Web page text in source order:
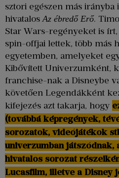
sztori egészen más
hivatalosAz ébredő Erő.
Star Wars-regényeket is
spin-offjai lettek, több más
egyetemben, amelyeket
Kibővített Univerzumként,
franchise-nak a Disneybe
követően Legendákként
kifejezés azt takarja, hogy e
(továbbá képregények,
sorozatok, videójátékok
univerzumban játszódnak,
hivatalos sorozat
Lucasfilm, illetve a Disney